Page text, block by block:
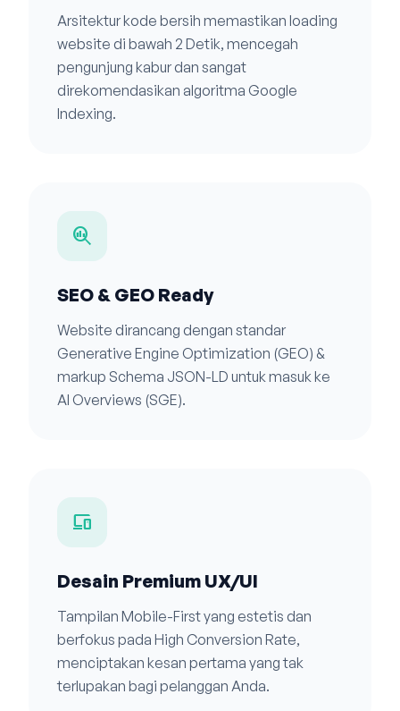
Arsitektur kode bersih memastikan loading
website di bawah 2 Detik, mencegah
pengunjung kabur dan sangat
direkomendasikan algoritma Google
Indexing.
search_insights
SEO & GEO Ready
Website dirancang dengan standar
Generative Engine Optimization (GEO) &
markup Schema JSON-LD untuk masuk ke
AI Overviews (SGE).
devices
Desain Premium UX/UI
Tampilan Mobile-First yang estetis dan
berfokus pada High Conversion Rate,
menciptakan kesan pertama yang tak
terlupakan bagi pelanggan Anda.